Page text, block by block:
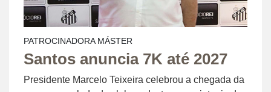
PATROCINADORA MÁSTER
Santos anuncia 7K até 2027
Presidente Marcelo Teixeira celebrou a chegada da